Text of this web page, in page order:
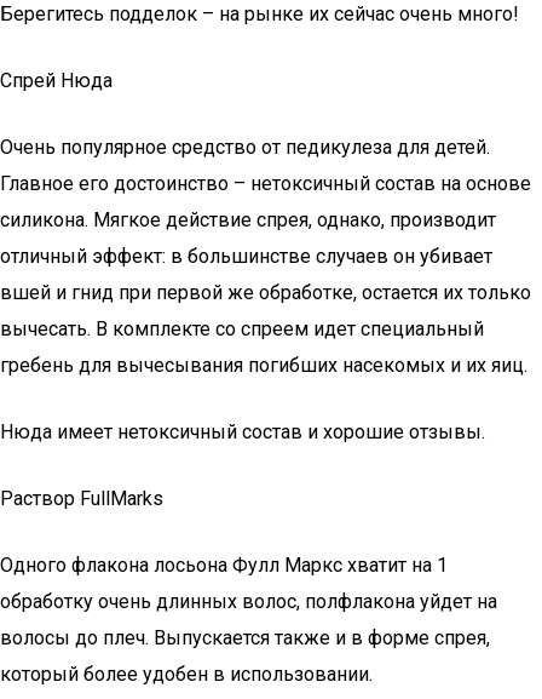
Берегитесь подделок – на рынке их сейчас очень много!
Спрей Нюда
Очень популярное средство от педикулеза для детей.
Главное его достоинство – нетоксичный состав на основе
силикона. Мягкое действие спрея, однако, производит
отличный эффект: в большинстве случаев он убивает
вшей и гнид при первой же обработке, остается их только
вычесать. В комплекте со спреем идет специальный
гребень для вычесывания погибших насекомых и их яиц.
Нюда имеет нетоксичный состав и хорошие отзывы.
Раствор FullMarks
Одного флакона лосьона Фулл Маркс хватит на 1
обработку очень длинных волос, полфлакона уйдет на
волосы до плеч. Выпускается также и в форме спрея,
который более удобен в использовании.